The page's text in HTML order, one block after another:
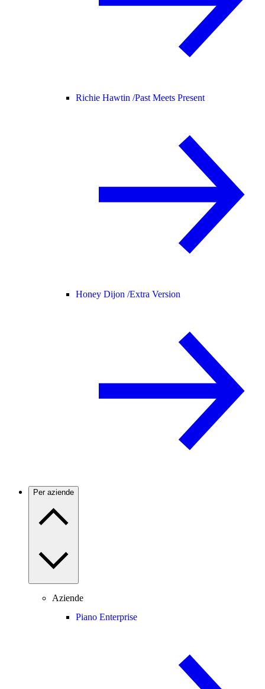
Richie Hawtin /Past Meets Present
Honey Dijon /Extra Version
Per aziende
Aziende
Piano Enterprise